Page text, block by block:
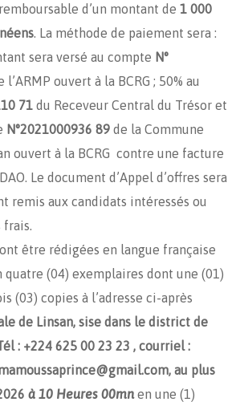
d’un montant de 1 000
. La méthode de paiement sera :
sera versé au compte N°
l’ARMP ouvert à la BCRG ; 50% au
71 du Receveur Central du Trésor et
N°2021000936 89 de la Commune
ouvert à la BCRG contre une facture
Le document d’Appel d’offres sera
remis aux candidats intéressés ou
frais.
être rédigées en langue française
quatre (04) exemplaires dont une (01)
(03) copies à l’adresse ci-après
de Linsan, sise dans le district de
: +224 625 00 23 23 , courriel :
au plus
à 10 Heures 00mnen une (1)